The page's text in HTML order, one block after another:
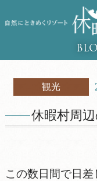
観光
休暇村周
この数日間で日